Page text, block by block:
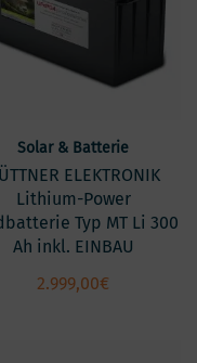
Solar & Batterie
ELEKTRONIK
Lithium-Power
Typ MT Li 300
Ah inkl. EINBAU
2.999,00€